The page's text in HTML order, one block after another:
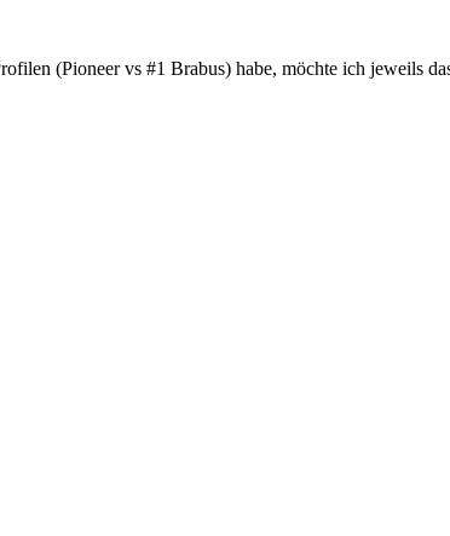
(Pioneer vs #1 Brabus) habe, möchte ich jeweils